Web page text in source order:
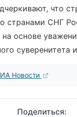
что
странами СНГ
на основе
суверенитета
Новости
Поделиться: